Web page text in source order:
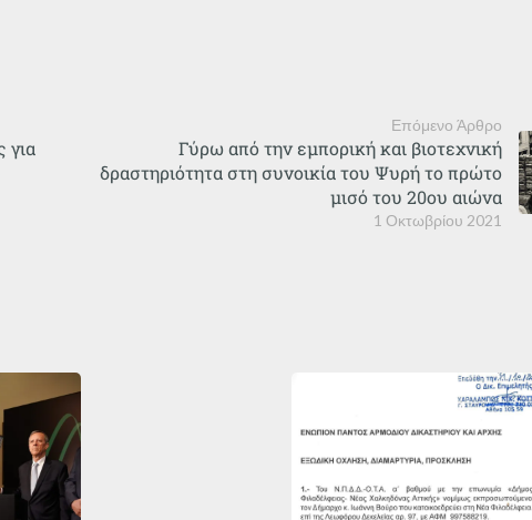
για
Επόμενο Άρθρο
1 Οκτωβρίου 2021
Γύρω από την εμπορική και βιοτεχνική
δραστηριότητα στη συνοικία του Ψυρή το πρώτο
μισό του 20ου αιώνα